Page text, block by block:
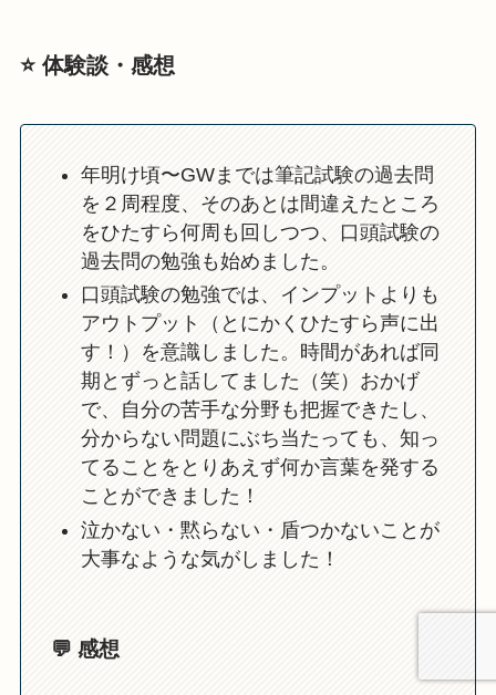
⭐️ 体験談・感想
年明け頃〜GWまでは筆記試験の過去問
を２周程度、そのあとは間違えたところ
をひたすら何周も回しつつ、口頭試験の
過去問の勉強も始めました。
口頭試験の勉強では、インプットよりも
アウトプット（とにかくひたすら声に出
す！）を意識しました。時間があれば同
期とずっと話してました（笑）おかげ
で、自分の苦手な分野も把握できたし、
分からない問題にぶち当たっても、知っ
てることをとりあえず何か言葉を発する
ことができました！
泣かない・黙らない・盾つかないことが
大事なような気がしました！
💬 感想